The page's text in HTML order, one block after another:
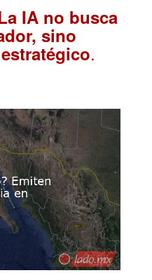
IA no busca
sino
.